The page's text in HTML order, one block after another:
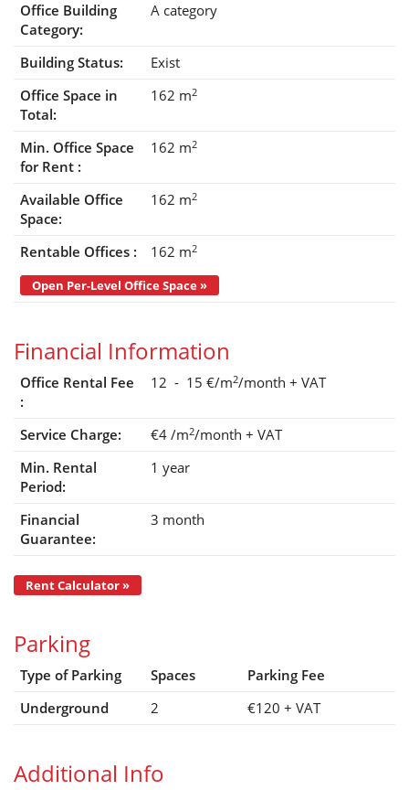
Office Building
Category:
A category
Building Status:
Exist
Office Space in
Total:
162 m2
Min. Office Space
for Rent :
162 m2
Available Office
Space:
162 m2
Rentable Offices : 162 m2
Open Per-Level Office Space »
Financial Information
Office Rental Fee
:
12 - 15 €/m2/month + VAT
Service Charge: €4 /m2/month + VAT
Min. Rental
Period:
1 year
Financial
Guarantee:
3 month
Rent Calculator »
Parking
Type of Parking Spaces
Parking Fee
Underground
2 €120 + VAT
Additional Info